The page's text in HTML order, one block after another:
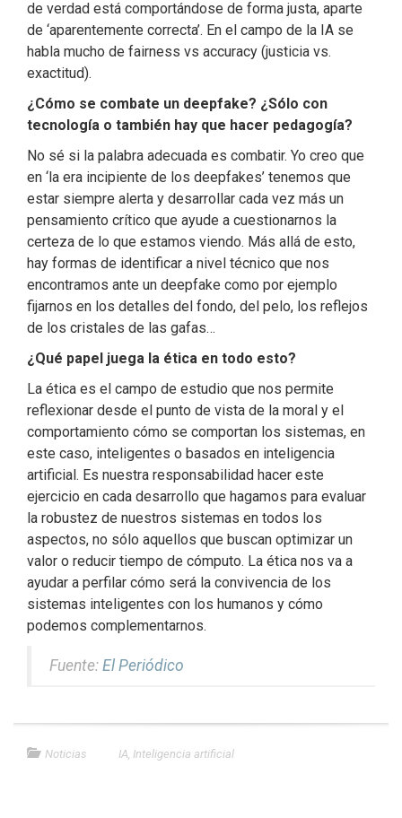
de verdad está comportándose de forma justa, aparte
de ‘aparentemente correcta’. En el campo de la IA se
habla mucho de fairness vs accuracy (justicia vs.
exactitud).
¿Cómo se combate un deepfake? ¿Sólo con
tecnología o también hay que hacer pedagogía?
No sé si la palabra adecuada es combatir. Yo creo que
en ‘la era incipiente de los deepfakes’ tenemos que
estar siempre alerta y desarrollar cada vez más un
pensamiento crítico que ayude a cuestionarnos la
certeza de lo que estamos viendo. Más allá de esto,
hay formas de identificar a nivel técnico que nos
encontramos ante un deepfake como por ejemplo
fijarnos en los detalles del fondo, del pelo, los reflejos
de los cristales de las gafas…
¿Qué papel juega la ética en todo esto?
La ética es el campo de estudio que nos permite
reflexionar desde el punto de vista de la moral y el
comportamiento cómo se comportan los sistemas, en
este caso, inteligentes o basados en inteligencia
artificial. Es nuestra responsabilidad hacer este
ejercicio en cada desarrollo que hagamos para evaluar
la robustez de nuestros sistemas en todos los
aspectos, no sólo aquellos que buscan optimizar un
valor o reducir tiempo de cómputo. La ética nos va a
ayudar a perfilar cómo será la convivencia de los
sistemas inteligentes con los humanos y cómo
podemos complementarnos.
Fuente: El Periódico
Noticias IA, Inteligencia artificial